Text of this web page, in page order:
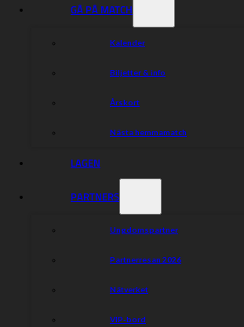
GÅ PÅ MATCH
Kalender
Biljetter & info
Årskort
Nästa hemmamatch
LAGEN
PARTNERS
Ungdomspartner
Partnerresan 2026
Nätverket
VIP-bord
Vi i Indianerna fortsätter vår satsning mot framtiden och